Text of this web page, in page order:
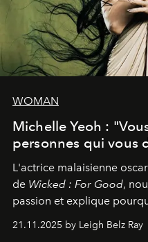
WOMAN
Michelle Yeoh :
personnes qui vous
L'actrice malaisienne
de Wicked : For Good,
passion et explique
Elle avoue :
"C'est
personnage qui dit :
21.11.2025 by Leigh Belz Ray